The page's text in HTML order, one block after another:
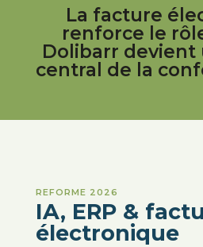
La facture
renforce le
Dolibarr
central de la
REFORME 2026
IA, ERP &
électronique